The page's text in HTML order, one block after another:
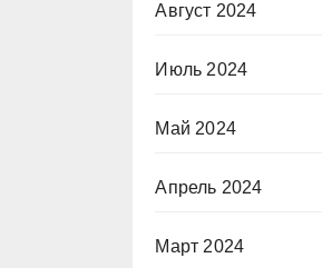
Август 2024
Июль 2024
Май 2024
Апрель 2024
Март 2024